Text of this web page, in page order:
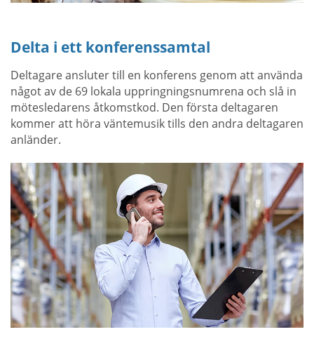
Delta i ett konferenssamtal
Deltagare ansluter till en konferens genom att använda
något av de 69 lokala uppringningsnumrena och slå in
mötesledarens åtkomstkod. Den första deltagaren
kommer att höra väntemusik tills den andra deltagaren
anländer.